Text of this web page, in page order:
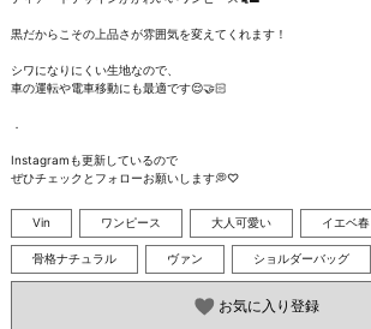
黒だからこその上品さが雰囲気を変えてくれます！
シワになりにくい生地なので、
車の運転や電車移動にも最適です😌🤝🏻
Instagramも更新しているので
ぜひチェックとフォローお願いします💭♡
Vin ワンピース 大人可愛い イエベ春
骨格ナチュラル ヴァン ショルダーバッグ
お気に入り登録